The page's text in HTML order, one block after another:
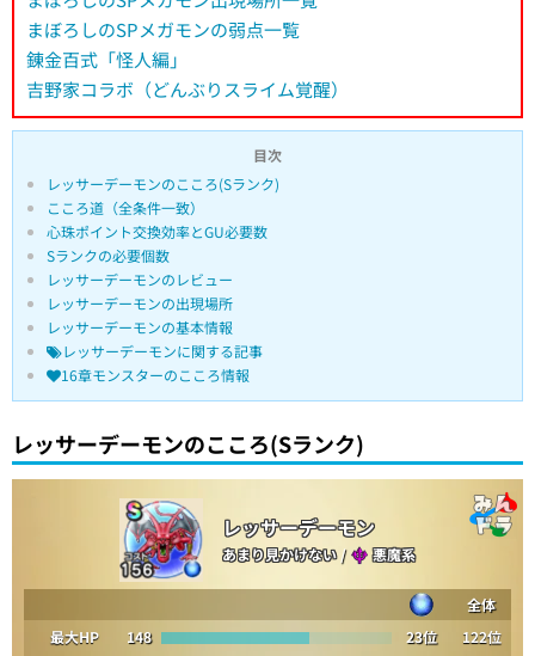
まぼろしのSPメガモンの弱点一覧
錬金百式「怪人編」
吉野家コラボ（どんぶりスライム覚醒）
目次
レッサーデーモンのこころ(Sランク)
こころ道（全条件一致）
心珠ポイント交換効率とGU必要数
Sランクの必要個数
レッサーデーモンのレビュー
レッサーデーモンの出現場所
レッサーデーモンの基本情報
レッサーデーモンに関する記事
16章モンスターのこころ情報
レッサーデーモンのこころ(Sランク)
レッサーデーモン
あまり見かけない/ 悪魔系
全体
最大HP
148 23位
122位